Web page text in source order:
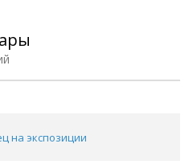
на экспозиции